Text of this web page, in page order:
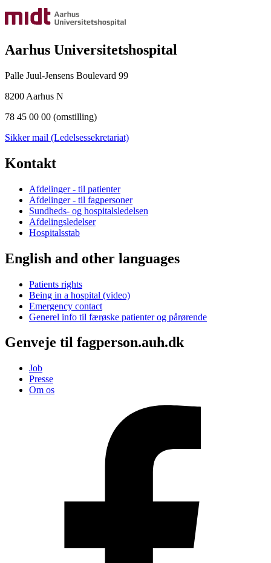
Aarhus Universitetshospital
Palle Juul-Jensens Boulevard 99
8200 Aarhus N
78 45 00 00 (omstilling)
Sikker mail (Ledelsessekretariat)
Kontakt
Afdelinger - til patienter
Afdelinger - til fagpersoner
Sundheds- og hospitalsledelsen
Afdelingsledelser
Hospitalsstab
English and other languages
Patients rights
Being in a hospital (video)
Emergency contact
Generel info til færøske patienter og pårørende
Genveje til fagperson.auh.dk
Job
Presse
Om os